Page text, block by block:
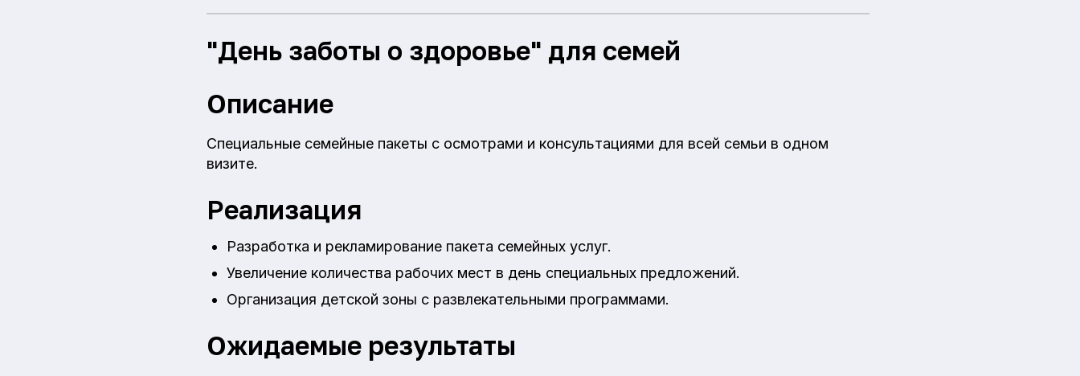
"День заботы о здоровье" для семей
Описание
Специальные семейные пакеты с осмотрами и консультациями для всей семьи в одном
визите.
Реализация
Разработка и рекламирование пакета семейных услуг.
Увеличение количества рабочих мест в день специальных предложений.
Организация детской зоны с развлекательными программами.
Ожидаемые результаты